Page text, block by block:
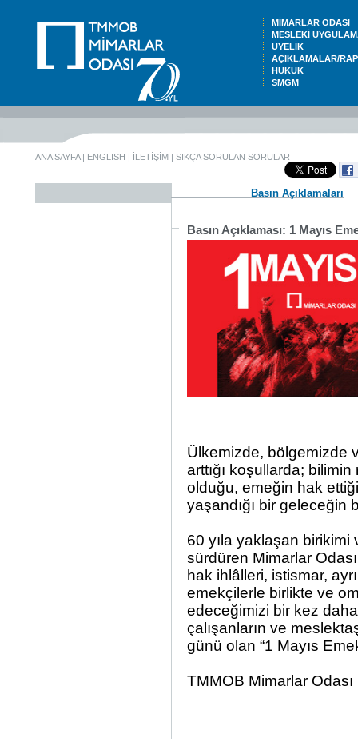
MİMARLAR ODASI
MESLEKİ
ÜYELİK
AÇIKLAMALAR/
HUKUK
SMGM
ANA SAYFA| ENGLISH | İLETİŞİM | SIKÇA SORULAN SORULAR
Basın Açıklamaları
Basın Açıklaması: 1 Mayıs
Ülkemizde, bölgemizde
arttığı koşullarda;
olduğu, emeğin hak ettiği
yaşandığı bir geleceğin
60 yıla yaklaşan birikimi
sürdüren Mimarlar
hak ihlâlleri, istismar,
emekçilerle birlikte ve
edeceğimizi bir kez
çalışanların ve
günü olan “1 Mayıs
TMMOB Mimarlar Odası